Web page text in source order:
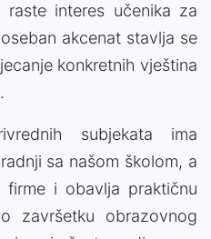
raste interes učenika za
akcenat stavlja se
konkretnih vještina
subjekata ima
sa našom školom, a
i obavlja praktičnu
završetku obrazovnog